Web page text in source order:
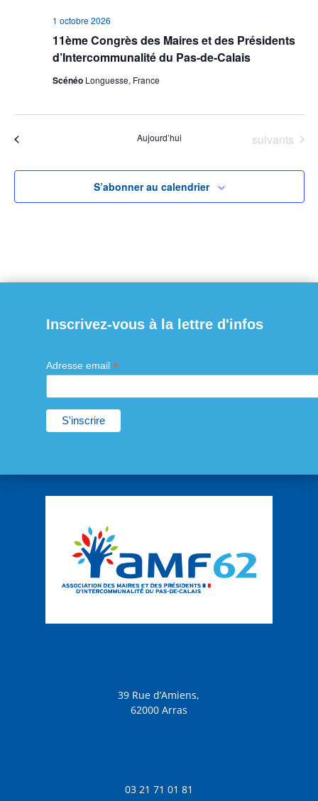
11ème Congrès des Maires et des Présidents
d’Intercommunalité du Pas-de-Calais
1 octobre 2026
Scénéo Longuesse, France
Aujourd’hui Évènements
suivants
S’abonner au calendrier
Inscrivez-vous à la lettre d'infos
Adresse email *
39 Rue d’Amiens,
62000 Arras
03 21 71 01 81